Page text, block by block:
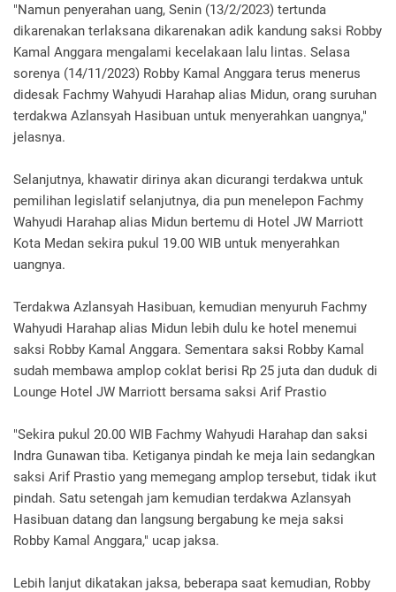
"Namun penyerahan uang, Senin (13/2/2023) tertunda
dikarenakan terlaksana dikarenakan adik kandung saksi Robby
Kamal Anggara mengalami kecelakaan lalu lintas. Selasa
sorenya (14/11/2023) Robby Kamal Anggara terus menerus
didesak Fachmy Wahyudi Harahap alias Midun, orang suruhan
terdakwa Azlansyah Hasibuan untuk menyerahkan uangnya,"
jelasnya.
Selanjutnya, khawatir dirinya akan dicurangi terdakwa untuk
pemilihan legislatif selanjutnya, dia pun menelepon Fachmy
Wahyudi Harahap alias Midun bertemu di Hotel JW Marriott
Kota Medan sekira pukul 19.00 WIB untuk menyerahkan
uangnya.
Terdakwa Azlansyah Hasibuan, kemudian menyuruh Fachmy
Wahyudi Harahap alias Midun lebih dulu ke hotel menemui
saksi Robby Kamal Anggara. Sementara saksi Robby Kamal
sudah membawa amplop coklat berisi Rp 25 juta dan duduk di
Lounge Hotel JW Marriott bersama saksi Arif Prastio
"Sekira pukul 20.00 WIB Fachmy Wahyudi Harahap dan saksi
Indra Gunawan tiba. Ketiganya pindah ke meja lain sedangkan
saksi Arif Prastio yang memegang amplop tersebut, tidak ikut
pindah. Satu setengah jam kemudian terdakwa Azlansyah
Hasibuan datang dan langsung bergabung ke meja saksi
Robby Kamal Anggara," ucap jaksa.
Lebih lanjut dikatakan jaksa, beberapa saat kemudian, Robby